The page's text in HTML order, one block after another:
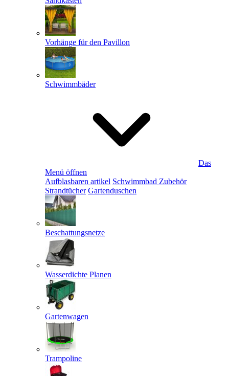
Vorhänge für den Pavillon
Schwimmbäder
Das
Menü öffnen
Aufblasbaren artikel Schwimmbad Zubehör
Strandtücher Gartenduschen
Beschattungsnetze
Wasserdichte Planen
Gartenwagen
Trampoline